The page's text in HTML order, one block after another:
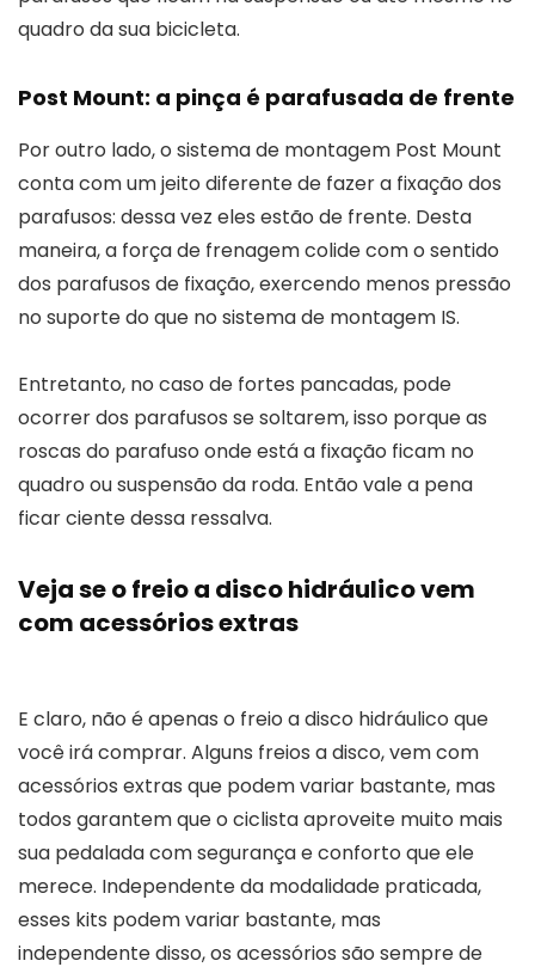
quadro da sua bicicleta.
Post Mount: a pinça é parafusada de frente
Por outro lado, o sistema de montagem Post Mount
conta com um jeito diferente de fazer a fixação dos
parafusos: dessa vez eles estão de frente. Desta
maneira, a força de frenagem colide com o sentido
dos parafusos de fixação, exercendo menos pressão
no suporte do que no sistema de montagem IS.
Entretanto, no caso de fortes pancadas, pode
ocorrer dos parafusos se soltarem, isso porque as
roscas do parafuso onde está a fixação ficam no
quadro ou suspensão da roda. Então vale a pena
ficar ciente dessa ressalva.
Veja se o freio a disco hidráulico vem
com acessórios extras
E claro, não é apenas o freio a disco hidráulico que
você irá comprar. Alguns freios a disco, vem com
acessórios extras que podem variar bastante, mas
todos garantem que o ciclista aproveite muito mais
sua pedalada com segurança e conforto que ele
merece. Independente da modalidade praticada,
esses kits podem variar bastante, mas
independente disso, os acessórios são sempre de